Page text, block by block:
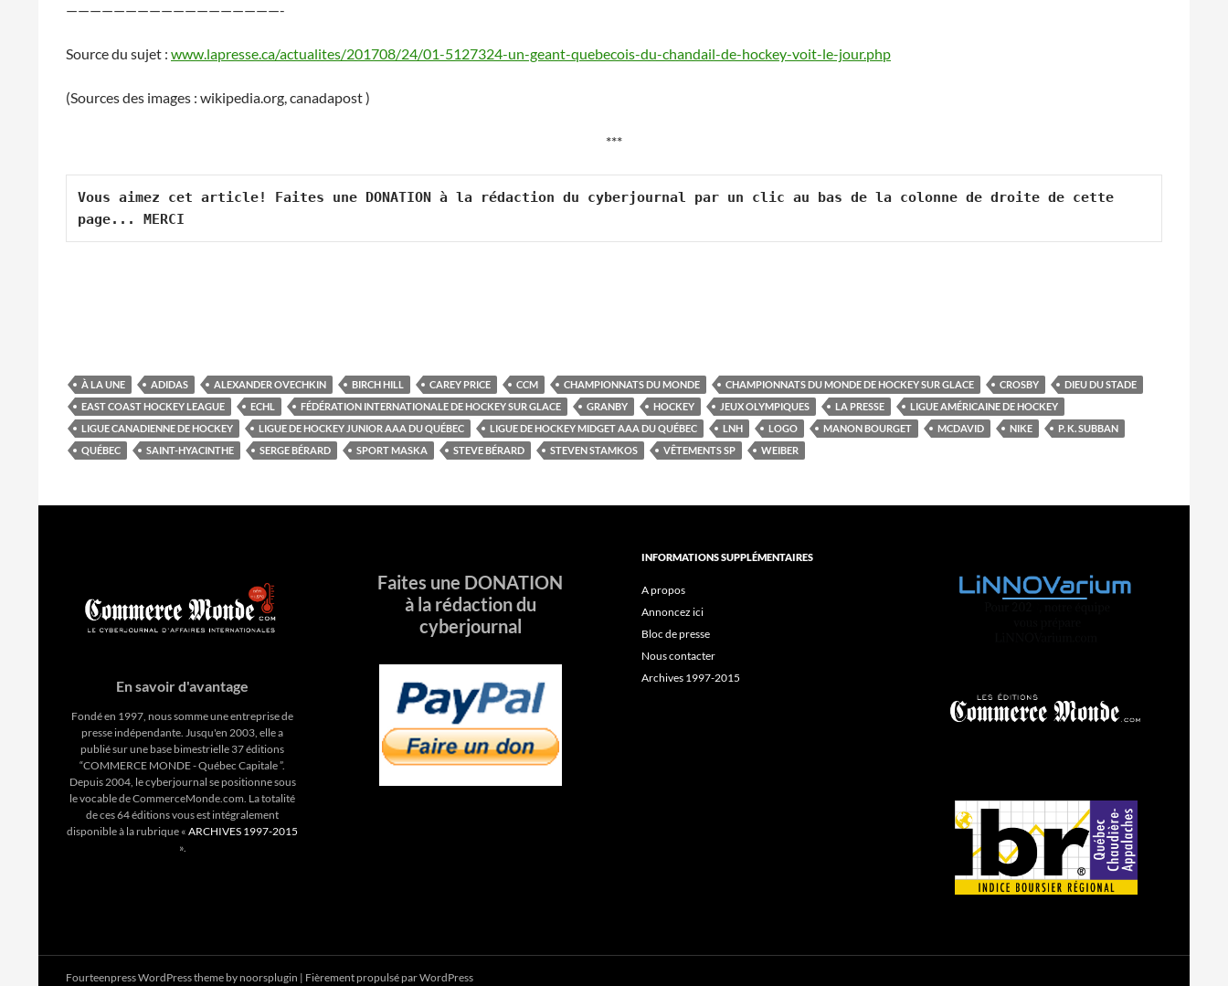
——————————————————-
Source du sujet : www.lapresse.ca/actualites/201708/24/01-5127324-un-geant-quebecois-du-chandail-de-hockey-voit-le-jour.php
(Sources des images : wikipedia.org, canadapost )
***
Vous aimez cet article! Faites une DONATION à la rédaction du cyberjournal par un clic au bas de la colonne de droite de cette
page... MERCI
À LA UNE ADIDAS ALEXANDER OVECHKIN BIRCH HILL CAREY PRICE CCM CHAMPIONNATS DU MONDE CHAMPIONNATS DU MONDE DE HOCKEY SUR GLACE CROSBY
DIEU DU STADE
EAST COAST HOCKEY LEAGUE
ECHL FÉDÉRATION INTERNATIONALE DE HOCKEY SUR GLACE GRANBY HOCKEY JEUX OLYMPIQUES LA PRESSE
LIGUE AMÉRICAINE DE HOCKEY
LIGUE CANADIENNE DE HOCKEY
LIGUE DE HOCKEY JUNIOR AAA DU QUÉBEC LIGUE DE HOCKEY MIDGET AAA DU QUÉBEC LNH LOGO MANON BOURGET MCDAVID NIKE
P. K. SUBBAN
QUÉBEC
SAINT-HYACINTHE SERGE BÉRARD SPORT MASKA STEVE BÉRARD STEVEN STAMKOS VÊTEMENTS SP WEIBER
En savoir d'avantage
Fondé en 1997, nous somme une entreprise de
presse indépendante. Jusqu'en 2003, elle a
publié sur une base bimestrielle 37 éditions
“COMMERCE MONDE - Québec Capitale ”.
Depuis 2004, le cyberjournal se positionne sous
le vocable de CommerceMonde.com. La totalité
de ces 64 éditions vous est intégralement
disponible à la rubrique « ARCHIVES 1997-2015
».
Faites une DONATION
à la rédaction du
cyberjournal
INFORMATIONS SUPPLÉMENTAIRES
A propos
Annoncez ici
Bloc de presse
Nous contacter
Archives 1997-2015
Fourteenpress WordPress theme by noorsplugin | Fièrement propulsé par WordPress